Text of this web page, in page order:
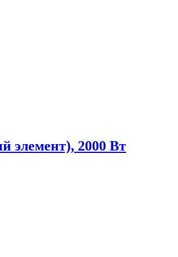
элемент), 2000 Вт